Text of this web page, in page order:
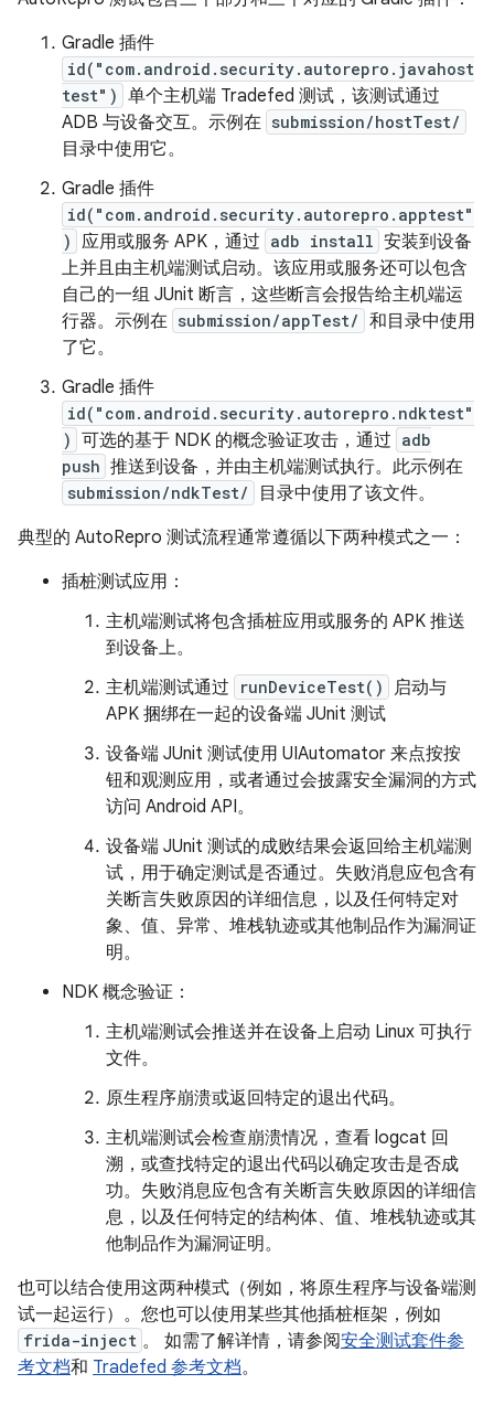
Gradle 插件
id("com.android.security.autorepro.javahost
test") 单个主机端 Tradefed 测试，该测试通过
ADB 与设备交互。示例在 submission/hostTest/
目录中使用它。
Gradle 插件
id("com.android.security.autorepro.apptest"
) 应用或服务 APK，通过 adb install 安装到设备
上并且由主机端测试启动。该应用或服务还可以包含
自己的一组 JUnit 断言，这些断言会报告给主机端运
行器。示例在 submission/appTest/ 和目录中使用
了它。
Gradle 插件
id("com.android.security.autorepro.ndktest"
) 可选的基于 NDK 的概念验证攻击，通过 adb
push 推送到设备，并由主机端测试执行。此示例在
submission/ndkTest/
目录中使用了该文件。
典型的 AutoRepro 测试流程通常遵循以下两种模式之一：
插桩测试应用：
主机端测试将包含插桩应用或服务的 APK 推送
到设备上。
主机端测试通过
runDeviceTest()
启动与
APK 捆绑在一起的设备端 JUnit 测试
设备端 JUnit 测试使用 UIAutomator 来点按按
钮和观测应用，或者通过会披露安全漏洞的方式
访问 Android API。
设备端 JUnit 测试的成败结果会返回给主机端测
试，用于确定测试是否通过。失败消息应包含有
关断言失败原因的详细信息，以及任何特定对
象、值、异常、堆栈轨迹或其他制品作为漏洞证
明。
NDK 概念验证：
主机端测试会推送并在设备上启动 Linux 可执行
文件。
原生程序崩溃或返回特定的退出代码。
主机端测试会检查崩溃情况，查看 logcat 回
溯，或查找特定的退出代码以确定攻击是否成
功。失败消息应包含有关断言失败原因的详细信
息，以及任何特定的结构体、值、堆栈轨迹或其
他制品作为漏洞证明。
也可以结合使用这两种模式（例如，将原生程序与设备端测
试一起运行）。您也可以使用某些其他插桩框架，例如
frida-inject 。 如需了解详情，请参阅安全测试套件参
考文档和 Tradefed 参考文档。